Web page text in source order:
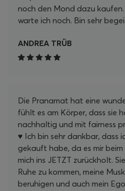
noch den Mond dazu
warte ich noch. Bin sehr
ANDREA TRÜB
Die Pranamat hat eine
fühlt es am Körper, dass sie
nachhaltig und mit fairness
♥️ Ich bin sehr dankbar, dass
gekauft habe, da es mir
mich ins JETZT zurückholt.
Ruhe zu kommen, meine
beruhigen und auch mein